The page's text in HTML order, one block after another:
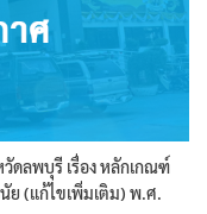
ดลพบุรี เรื่อง หลักเกณฑ์
ย (แก้ไขเพิ่มเติม) พ.ศ.